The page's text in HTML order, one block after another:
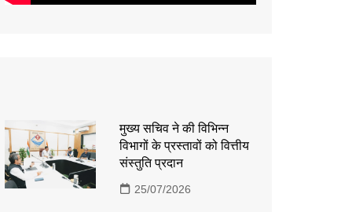
मुख्य सचिव ने की विभिन्न
विभागों के प्रस्तावों को वित्तीय
संस्तुति प्रदान
25/07/2026